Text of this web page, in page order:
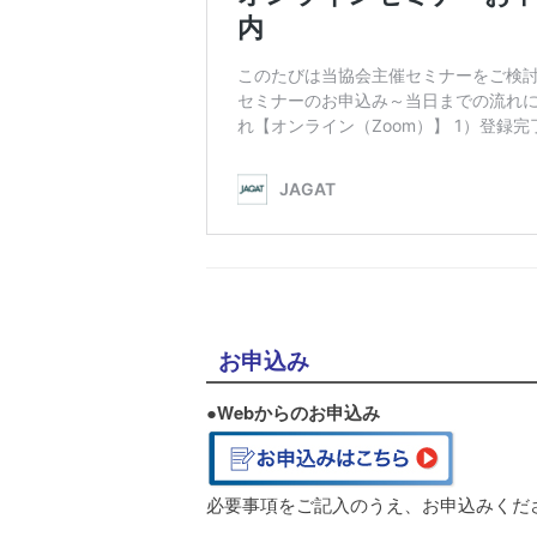
お申込み
●Webからのお申込み
必要事項をご記入のうえ、お申込みくだ